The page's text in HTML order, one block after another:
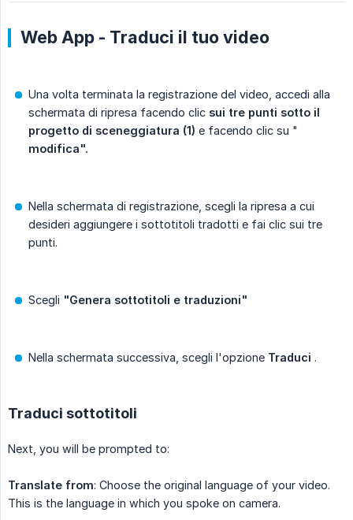
Web App - Traduci il tuo video
Una volta terminata la registrazione del video, accedi alla
schermata di ripresa facendo clic sui tre punti sotto il
progetto di sceneggiatura (1) e facendo clic su "
modifica".
Nella schermata di registrazione, scegli la ripresa a cui
desideri aggiungere i sottotitoli tradotti e fai clic sui tre
punti.
Scegli "Genera sottotitoli e traduzioni"
Nella schermata successiva, scegli l'opzione Traduci .
Traduci sottotitoli
Next, you will be prompted to:
Translate from: Choose the original language of your video.
This is the language in which you spoke on camera.